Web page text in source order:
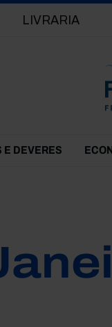
LIVRARIA
E DEVERES